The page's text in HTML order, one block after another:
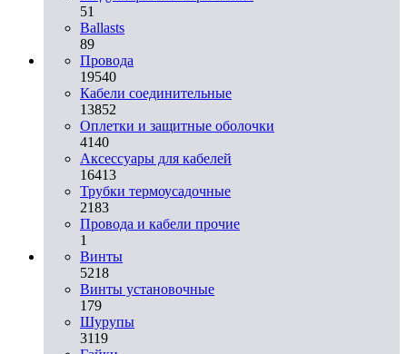
51
Ballasts
89
Провода
19540
Кабели соединительные
13852
Оплетки и защитные оболочки
4140
Аксессуары для кабелей
16413
Трубки термоусадочные
2183
Провода и кабели прочие
1
Винты
5218
Винты установочные
179
Шурупы
3119